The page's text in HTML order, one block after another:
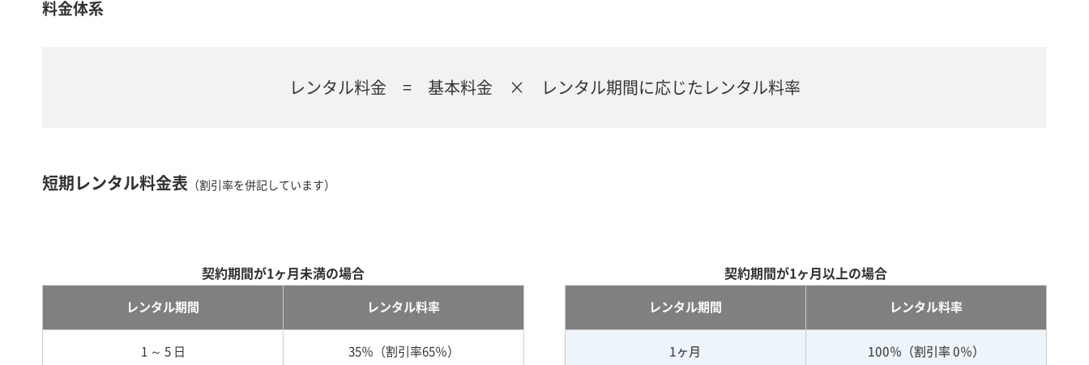
料金体系
レンタル料金 = 基本料金 × レンタル期間に応じたレンタル料率
短期レンタル料金表 （割引率を併記しています）
契約期間が1ヶ月未満の場合
レンタル期間 レンタル料率
1 ～ 5 日 35％（割引率65％）
契約期間が1ヶ月以上の場合
レンタル期間 レンタル料率
1ヶ月 100％（割引率 0％）